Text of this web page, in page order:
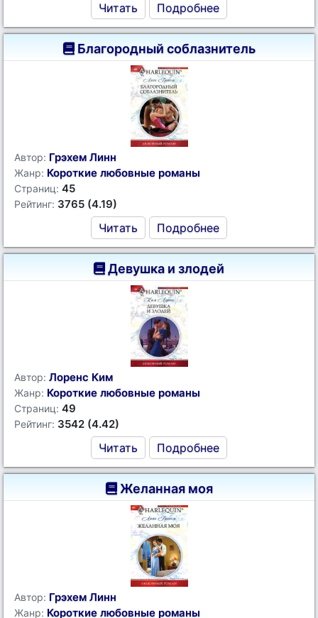
Читать Подробнее
Благородный соблазнитель
Автор: Грэхем Линн
Жанр: Короткие любовные романы
Страниц: 45
Рейтинг: 3765 (4.19)
Читать Подробнее
Девушка и злодей
Автор: Лоренс Ким
Жанр: Короткие любовные романы
Страниц: 49
Рейтинг: 3542 (4.42)
Читать Подробнее
Желанная моя
Автор: Грэхем Линн
Жанр: Короткие любовные романы